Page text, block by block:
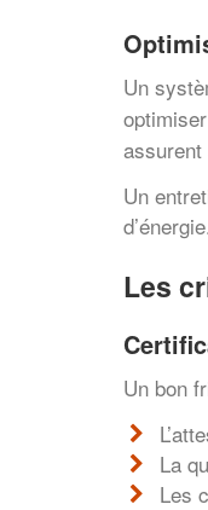
Un
assurent
Un
Les
Un bon
La
Les